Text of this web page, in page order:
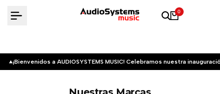
0
¡Bienvenidos a AUDIOSYSTEMS MUSIC! Celebramos nuestra